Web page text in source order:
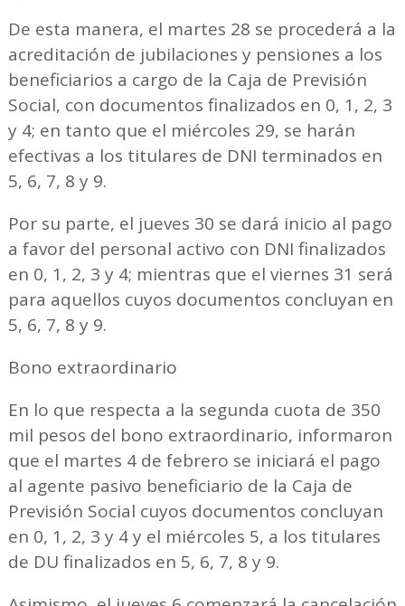
De esta manera, el martes 28 se procederá a la
acreditación de jubilaciones y pensiones a los
beneficiarios a cargo de la Caja de Previsión
Social, con documentos finalizados en 0, 1, 2, 3
y 4; en tanto que el miércoles 29, se harán
efectivas a los titulares de DNI terminados en
5, 6, 7, 8 y 9.
Por su parte, el jueves 30 se dará inicio al pago
a favor del personal activo con DNI finalizados
en 0, 1, 2, 3 y 4; mientras que el viernes 31 será
para aquellos cuyos documentos concluyan en
5, 6, 7, 8 y 9.
Bono extraordinario
En lo que respecta a la segunda cuota de 350
mil pesos del bono extraordinario, informaron
que el martes 4 de febrero se iniciará el pago
al agente pasivo beneficiario de la Caja de
Previsión Social cuyos documentos concluyan
en 0, 1, 2, 3 y 4 y el miércoles 5, a los titulares
de DU finalizados en 5, 6, 7, 8 y 9.